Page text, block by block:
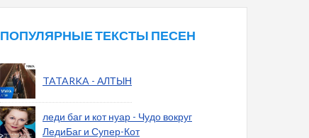
ПОПУЛЯРНЫЕ ТЕКСТЫ ПЕСЕН
TATARKA - АЛТЫН
леди баг и кот нуар - Чудо вокруг
ЛедиБаг и Супер-Кот